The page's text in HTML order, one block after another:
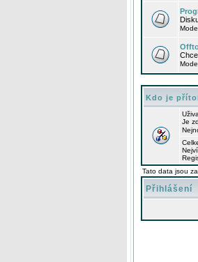
Kdo je
Je
Tato data jsou
Přihlášení